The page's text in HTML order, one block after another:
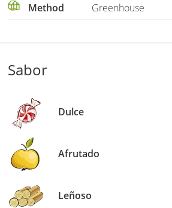
Method
Greenhouse
Sabor
Dulce
Afrutado
Leñoso